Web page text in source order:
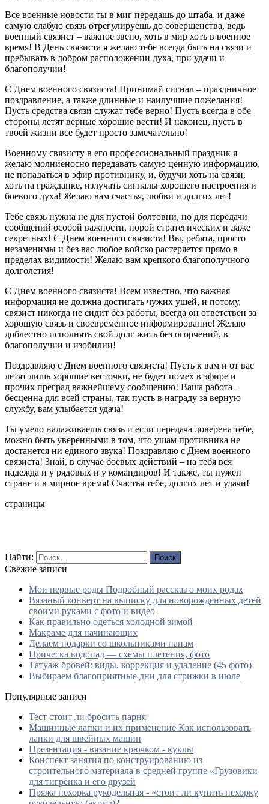
Все военные новости ты в миг передашь до штаба, и даже
самую слабую связь отрегулируешь до совершенства, ведь
военный связист – важное звено, хоть в мир хоть в военное
время! В День связиста я желаю тебе всегда быть на связи и
пребывать в добром расположении духа, при удачи и
благополучии!
С Днем военного связиста! Принимай сигнал – праздничное
поздравление, а также длинные и наилучшие пожелания!
Пусть средства связи служат тебе верно! Пусть всегда в обе
стороны летят верные хорошие вести! И наконец, пусть в
твоей жизни все будет просто замечательно!
Военному связисту в его профессиональный праздник я
желаю молниеносно передавать самую ценную информацию,
не попадаться в эфир противнику, и, будучи хоть на связи,
хоть на гражданке, излучать сигналы хорошего настроения и
боевого духа! Желаю вам счастья, любви и долгих лет!
Тебе связь нужна не для пустой болтовни, но для передачи
сообщений особой важности, порой стратегических и даже
секретных! С Днем военного связиста! Вы, ребята, просто
незаменимы и без вас любое войско растеряется прямо в
пределах видимости! Желаю вам крепкого благополучного
долголетия!
С Днем военного связиста! Всем известно, что важная
информация не должна достигать чужих ушей, и потому,
связист никогда не сидит без работы, всегда он ответствен за
хорошую связь и своевременное информирование! Желаю
доблестно исполнять свой долг жить без огорчений, в
благополучии и изобилии!
Поздравляю с Днем военного связиста! Пусть к вам и от вас
летят лишь хорошие весточки, не будет помех в эфире и
прочих преград важнейшему сообщению! Ваша работа –
бесценна для всей страны, так пусть в награду за верную
службу, вам улыбается удача!
Ты умело налаживаешь связь и если передача доверена тебе,
можно быть уверенными в том, что ушам противника не
достанется ни единого звука! Поздравляю с Днем военного
связиста! Знай, в случае боевых действий – на тебя вся
надежда и у рядовых и у командиров! И также, ты нужен
стране и в мирное время! Счастья тебе, долгих лет и удачи!
страницы
Найти:
Свежие записи
Мои первые роды Подробный рассказ о моих родах
Вязаный конверт на выписку для новорожденных детей
своими руками с фото и видео
Как правильно одеться холодной зимой
Макраме для начинающих
Делаем подарки со школьниками папам
Прическа водопад — схемы плетения, фото
Татуаж бровей: виды, коррекция и удаление (45 фото)
Выбираем благоприятные дни для стрижки в июле
Популярные записи
Тест стоит ли бросить парня
Машинные лапки и их применение Как использовать
лапки для швейных машин
Презентация - вязание крючком - куклы
Конспект занятия по конструированию из
строительного материала в средней группе «Грузовики
для тигрёнка и его друзей
Пряжа пехорка рукодельная - «стоит ли купить пехорку